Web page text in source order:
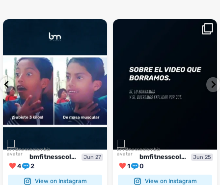
...
4 2
bmfitnesscolombia Jun 27
4 2
View on Instagram
bmfitnesscolombia Jun 25
1 0
View on Instagram